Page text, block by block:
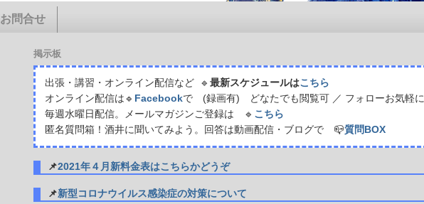
お問合せ
掲示板
出張・講習・オンライン配信など 🔹 最新スケジュールはこちら
オンライン配信は🔹 Facebookで (録画有) どなたでも閲覧可 ／ フォローお気軽に
毎週水曜日配信。メールマガジンご登録は 🔹 こちら
匿名質問箱！酒井に聞いてみよう。回答は動画配信・ブログで 📪質問BOX
📌2021年４月新料金表はこちらかどうぞ
📌新型コロナウイルス感染症の対策について